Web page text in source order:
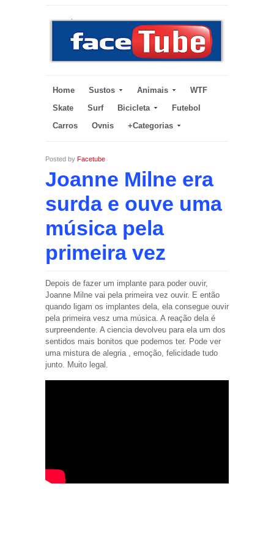
Home Sustos Animais
WTF
Skate
Surf Bicicleta
Futebol
Carros
Ovnis +Categorias
Posted by Facetube
Joanne Milne era
surda e ouve uma
música pela
primeira vez
Depois de fazer um implante para poder ouvir,
Joanne Milne vai pela primeira vez ouvir. E então
quando ligam os implantes dela, ela consegue ouvir
pela primeira vesz uma música. A reação dela é
surpreendente. A ciencia devolveu para ela um dos
sentidos mais bonitos que podemos ter. Pode ver
uma mistura de alegria , emoção, felicidade tudo
junto. Muito legal.